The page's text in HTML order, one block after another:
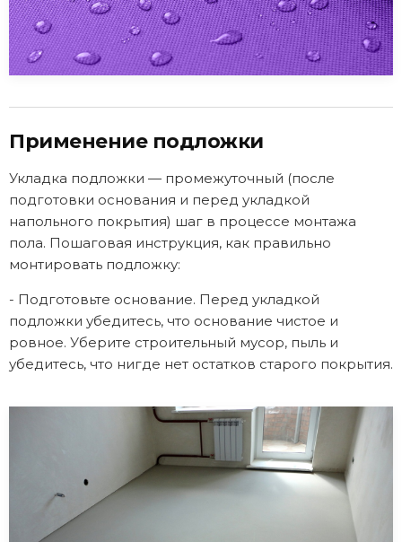
Применение подложки
Укладка подложки — промежуточный (после
подготовки основания и перед укладкой
напольного покрытия) шаг в процессе монтажа
пола. Пошаговая инструкция, как правильно
монтировать подложку:
- Подготовьте основание. Перед укладкой
подложки убедитесь, что основание чистое и
ровное. Уберите строительный мусор, пыль и
убедитесь, что нигде нет остатков старого покрытия.